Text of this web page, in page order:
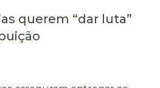
querem “dar luta”